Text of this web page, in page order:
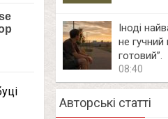
Іноді
не гучний
готовий”.
08:40
Авторські статті